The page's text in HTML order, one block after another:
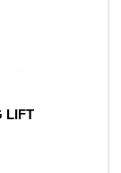
LIFT